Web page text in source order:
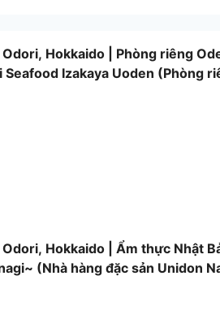
Hokkaido | Phòng riêng
Izakaya Uoden (Phòng
500 yên, Sushi Seafood Izakaya
Hokkaido | Ẩm thực Nhật
(Nhà hàng đặc sản Unidon